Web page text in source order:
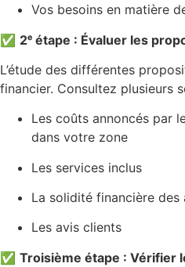
Vos besoins en matière
✅ 2ᵉ étape : Évaluer les
L’étude des différentes
financier. Consultez plusieurs
Les coûts annoncés par
dans votre zone
Les services inclus
La solidité financière des
Les avis clients
✅ Troisième étape : Vérifier